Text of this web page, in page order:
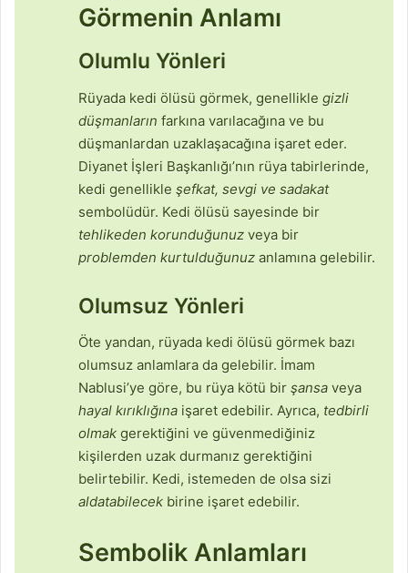
Görmenin Anlamı
Olumlu Yönleri
Rüyada kedi ölüsü görmek, genellikle gizli
düşmanların farkına varılacağına ve bu
düşmanlardan uzaklaşacağına işaret eder.
Diyanet İşleri Başkanlığı’nın rüya tabirlerinde,
kedi genellikle şefkat, sevgi ve sadakat
sembolüdür. Kedi ölüsü sayesinde bir
tehlikeden korunduğunuz veya bir
problemden kurtulduğunuz anlamına gelebilir.
Olumsuz Yönleri
Öte yandan, rüyada kedi ölüsü görmek bazı
olumsuz anlamlara da gelebilir. İmam
Nablusi’ye göre, bu rüya kötü bir şansa veya
hayal kırıklığına işaret edebilir. Ayrıca, tedbirli
olmak gerektiğini ve güvenmediğiniz
kişilerden uzak durmanız gerektiğini
belirtebilir. Kedi, istemeden de olsa sizi
aldatabilecek birine işaret edebilir.
Sembolik Anlamları